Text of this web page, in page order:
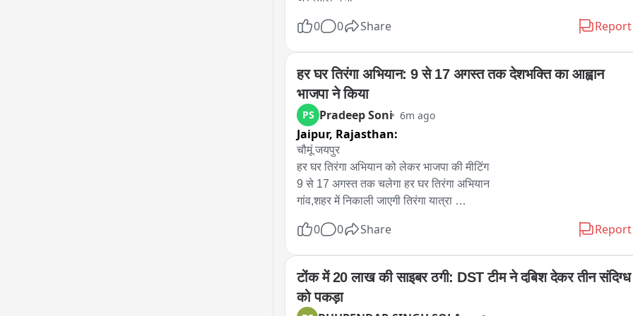
0 0 Share Report
हर घर तिरंगा अभियान: 9 से 17 अगस्त तक देशभक्ति का आह्वान
भाजपा ने किया
PS Pradeep Soni 6m ago
Jaipur, Rajasthan:
चौमूं जयपुर
हर घर तिरंगा अभियान को लेकर भाजपा की मीटिंग
9 से 17 अगस्त तक चलेगा हर घर तिरंगा अभियान
गांव,शहर में निकाली जाएगी तिरंगा यात्रा
भाजपा प्रवक्ता रामलाल शर्मा ने की अपील
देशभक्ति और राष्ट्रीय एकता का दिया जाएगा संदेश
एंकर-देशभर में 9 अगस्त से 17 अगस्त तक हर घर तिरंगा अभियान का आयोजन किया
0 0 Share Report
टोंक में 20 लाख की साइबर ठगी: DST टीम ने दबिश देकर तीन संदिग्ध
को पकड़ा